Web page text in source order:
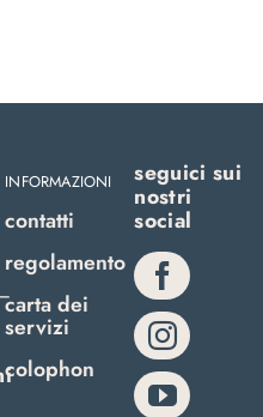
INFORMAZIONI
contatti
regolamento
carta dei
servizi
colophon
seguici sui
nostri
social